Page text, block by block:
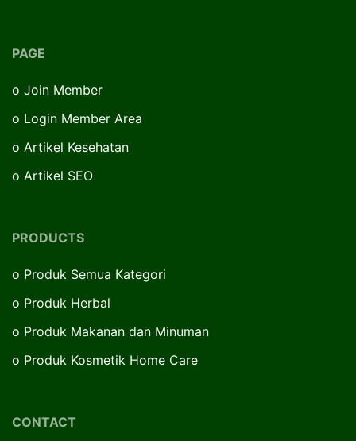
PAGE
o Join Member
o Login Member Area
o Artikel Kesehatan
o Artikel SEO
PRODUCTS
o Produk Semua Kategori
o Produk Herbal
o Produk Makanan dan Minuman
o Produk Kosmetik Home Care
CONTACT